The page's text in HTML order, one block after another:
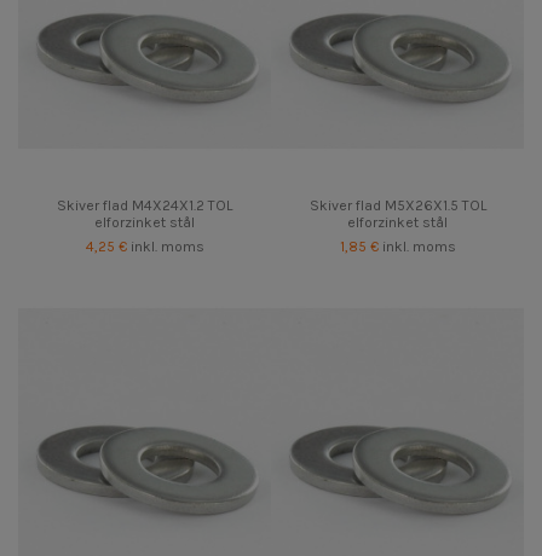
Skiver flad M4X24X1.2 TOL
elforzinket stål
4,25 € inkl. moms
Skiver flad M5X26X1.5 TOL
elforzinket stål
1,85 € inkl. moms